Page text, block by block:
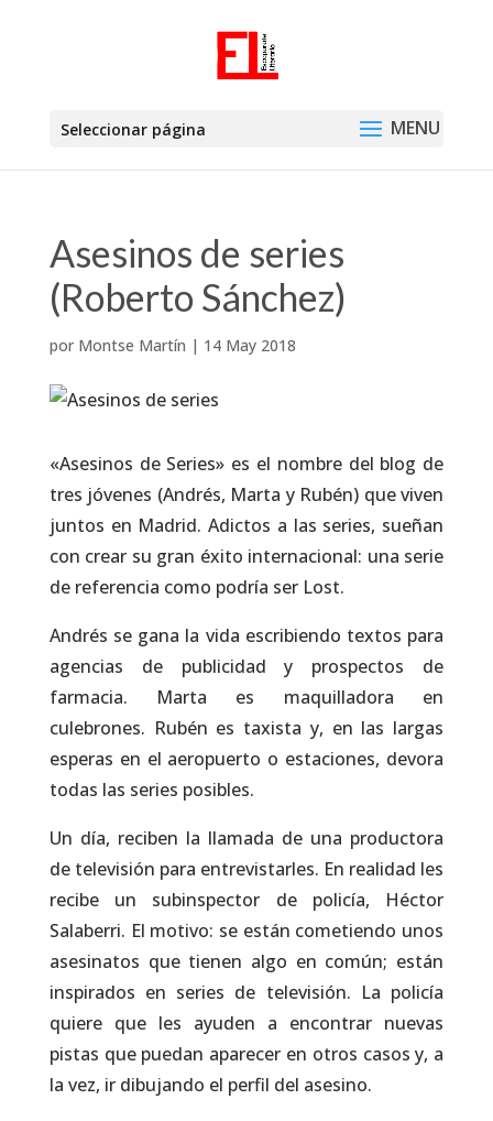
Seleccionar página
Asesinos de series
(Roberto Sánchez)
por Montse Martín | 14 May 2018
«Asesinos de Series» es el nombre del blog de
tres jóvenes (Andrés, Marta y Rubén) que viven
juntos en Madrid. Adictos a las series, sueñan
con crear su gran éxito internacional: una serie
de referencia como podría ser Lost.
Andrés se gana la vida escribiendo textos para
agencias de publicidad y prospectos de
farmacia. Marta es maquilladora en
culebrones. Rubén es taxista y, en las largas
esperas en el aeropuerto o estaciones, devora
todas las series posibles.
Un día, reciben la llamada de una productora
de televisión para entrevistarles. En realidad les
recibe un subinspector de policía, Héctor
Salaberri. El motivo: se están cometiendo unos
asesinatos que tienen algo en común; están
inspirados en series de televisión. La policía
quiere que les ayuden a encontrar nuevas
pistas que puedan aparecer en otros casos y, a
la vez, ir dibujando el perfil del asesino.